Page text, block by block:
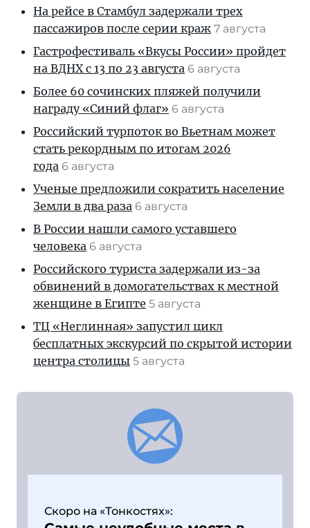
На рейсе в Стамбул задержали трех
пассажиров после серии краж 7 августа
Гастрофестиваль «Вкусы России» пройдет
на ВДНХ с 13 по 23 августа 6 августа
Более 60 сочинских пляжей получили
награду «Синий флаг» 6 августа
Российский турпоток во Вьетнам может
стать рекордным по итогам 2026
года 6 августа
Ученые предложили сократить население
Земли в два раза 6 августа
В России нашли самого уставшего
человека 6 августа
Российского туриста задержали из-за
обвинений в домогательствах к местной
женщине в Египте 5 августа
ТЦ «Неглинная» запустил цикл
бесплатных экскурсий по скрытой истории
центра столицы 5 августа
Скоро на «Тонкостях»: